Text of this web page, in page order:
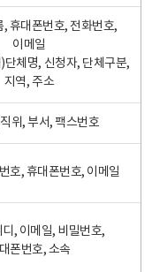
휴대폰번호, 전화번호,
이메일
단체명, 신청자, 단체구분,
지역, 주소
위, 부서, 팩스번호
호, 휴대폰번호, 이메일
, 이메일, 비밀번호,
폰번호, 소속